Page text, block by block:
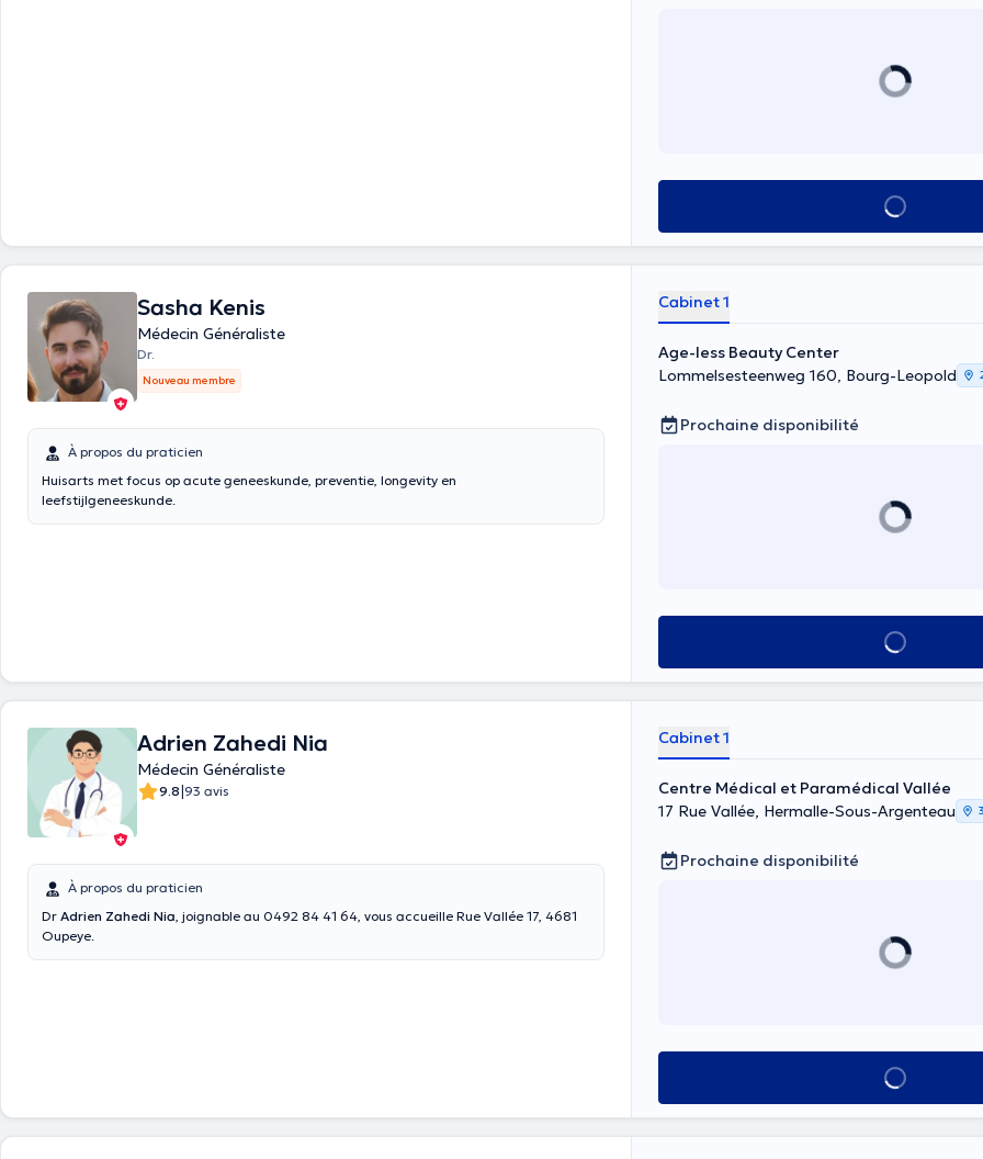
Voir tout
Sasha Kenis
Médecin Généraliste
Dr.
Nouveau membre
À propos du praticien
Huisarts met focus op acute geneeskunde, preventie, longevity en
leefstijlgeneeskunde.
Cabinet 1
Age-less Beauty Center
Lommelsesteenweg 160, Bourg-Leopold
Prochaine disponibilité
Voir tout
Adrien Zahedi Nia
Médecin Généraliste
9.8|93 avis
À propos du praticien
Dr Adrien Zahedi Nia, joignable au 0492 84 41 64, vous accueille Rue Vallée 17, 4681
Oupeye.
Cabinet 1
Centre Médical et Paramédical Vallée
17 Rue Vallée, Hermalle-Sous-Argenteau
Prochaine disponibilité
Voir tout